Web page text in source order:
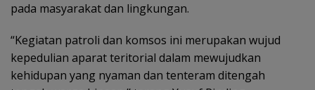
pada masyarakat dan lingkungan.
“Kegiatan patroli dan komsos ini merupakan wujud
kepedulian aparat teritorial dalam mewujudkan
kehidupan yang nyaman dan tenteram ditengah